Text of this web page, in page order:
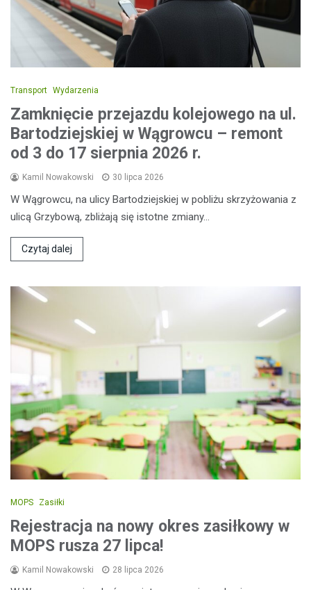
Transport Wydarzenia
Zamknięcie przejazdu kolejowego na ul.
Bartodziejskiej w Wągrowcu – remont
od 3 do 17 sierpnia 2026 r.
Kamil Nowakowski 30 lipca 2026
W Wągrowcu, na ulicy Bartodziejskiej w pobliżu skrzyżowania z
ulicą Grzybową, zbliżają się istotne zmiany…
Czytaj dalej
MOPS Zasiłki
Rejestracja na nowy okres zasiłkowy w
MOPS rusza 27 lipca!
Kamil Nowakowski 28 lipca 2026